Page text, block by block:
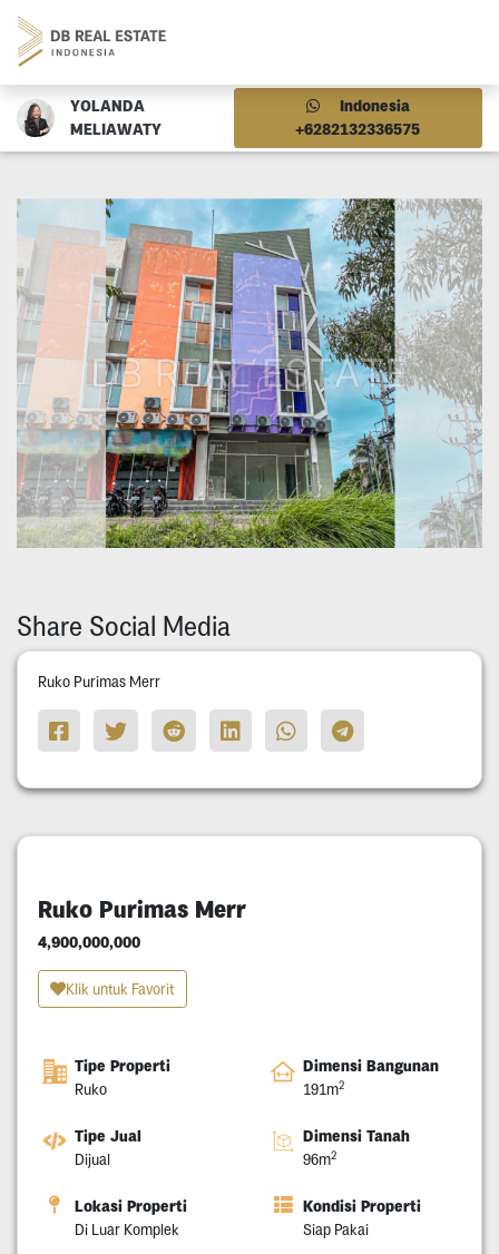
YOLANDA
MELIAWATY
Indonesia
+6282132336575
Share Social Media
Ruko Purimas Merr
Ruko Purimas Merr
4,900,000,000
Klik untuk Favorit
Tipe Properti
Ruko
Dimensi Bangunan
191m2
Tipe Jual
Dijual
Dimensi Tanah
96m2
Lokasi Properti
Di Luar Komplek
Kondisi Properti
Siap Pakai